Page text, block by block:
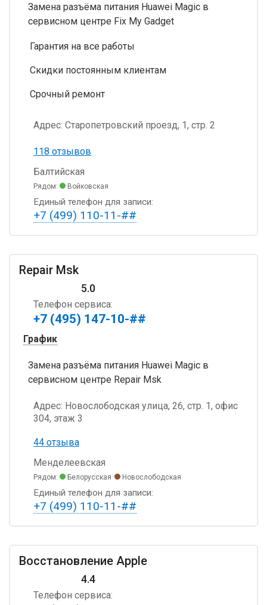
Замена разъёма питания Huawei Magic в
сервисном центре Fix My Gadget
Гарантия на все работы
Скидки постоянным клиентам
Срочный ремонт
Адрес: Старопетровский проезд, 1, стр. 2
118 отзывов
Балтийская
Рядом: Войковская
Единый телефон для записи:
+7 (499) 110-11-##
Repair Msk
5.0
Телефон сервиса:
+7 (495) 147-10-##
График
Замена разъёма питания Huawei Magic в
сервисном центре Repair Msk
Адрес: Новослободская улица, 26, стр. 1, офис
304, этаж 3
44 отзыва
Менделеевская
Рядом: Белорусская Новослободская
Единый телефон для записи:
+7 (499) 110-11-##
Восстановление Apple
4.4
Телефон сервиса: